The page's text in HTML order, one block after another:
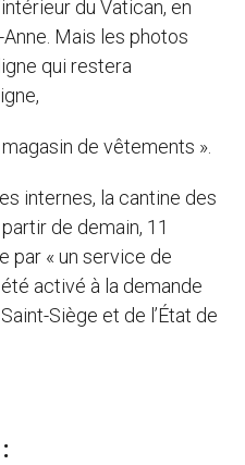
du Vatican, en
Mais les photos
qui restera
de vêtements ».
internes, la cantine des
de demain, 11
par « un service de
activé à la demande
Siège et de l’État de